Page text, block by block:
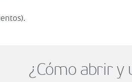
¿Cómo abrir y